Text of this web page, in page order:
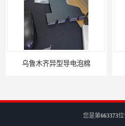
乌鲁木齐异型导电泡棉
您是第663373